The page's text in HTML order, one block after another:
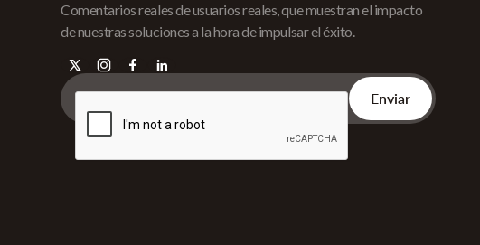
Comentarios reales de usuarios reales, que muestran el impacto
de nuestras soluciones a la hora de impulsar el éxito.